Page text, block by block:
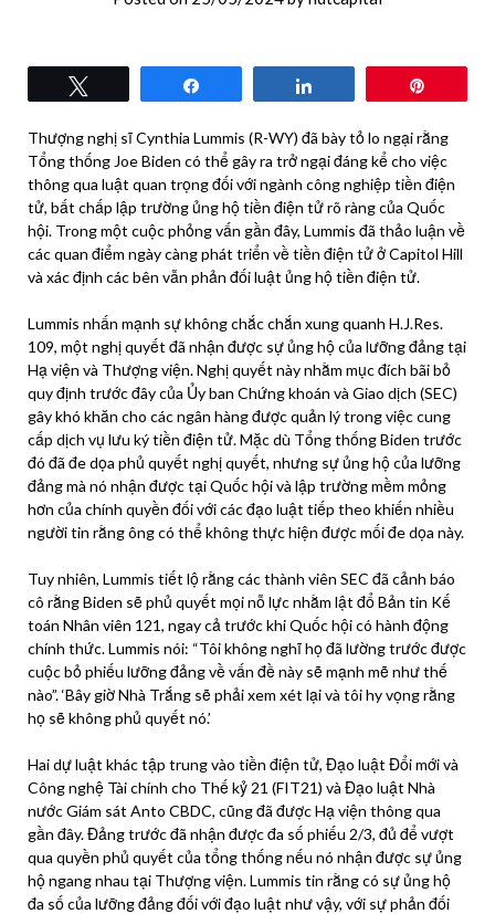
Thượng nghị sĩ Cynthia Lummis (R-WY) đã bày tỏ lo ngại rằng
Tổng thống Joe Biden có thể gây ra trở ngại đáng kể cho việc
thông qua luật quan trọng đối với ngành công nghiệp tiền điện
tử, bất chấp lập trường ủng hộ tiền điện tử rõ ràng của Quốc
hội. Trong một cuộc phỏng vấn gần đây, Lummis đã thảo luận về
các quan điểm ngày càng phát triển về tiền điện tử ở Capitol Hill
và xác định các bên vẫn phản đối luật ủng hộ tiền điện tử.
Lummis nhấn mạnh sự không chắc chắn xung quanh H.J.Res.
109, một nghị quyết đã nhận được sự ủng hộ của lưỡng đảng tại
Hạ viện và Thượng viện. Nghị quyết này nhằm mục đích bãi bỏ
quy định trước đây của Ủy ban Chứng khoán và Giao dịch (SEC)
gây khó khăn cho các ngân hàng được quản lý trong việc cung
cấp dịch vụ lưu ký tiền điện tử. Mặc dù Tổng thống Biden trước
đó đã đe dọa phủ quyết nghị quyết, nhưng sự ủng hộ của lưỡng
đảng mà nó nhận được tại Quốc hội và lập trường mềm mỏng
hơn của chính quyền đối với các đạo luật tiếp theo khiến nhiều
người tin rằng ông có thể không thực hiện được mối đe dọa này.
Tuy nhiên, Lummis tiết lộ rằng các thành viên SEC đã cảnh báo
cô rằng Biden sẽ phủ quyết mọi nỗ lực nhằm lật đổ Bản tin Kế
toán Nhân viên 121, ngay cả trước khi Quốc hội có hành động
chính thức. Lummis nói: “Tôi không nghĩ họ đã lường trước được
cuộc bỏ phiếu lưỡng đảng về vấn đề này sẽ mạnh mẽ như thế
nào”. ‘Bây giờ Nhà Trắng sẽ phải xem xét lại và tôi hy vọng rằng
họ sẽ không phủ quyết nó.’
Hai dự luật khác tập trung vào tiền điện tử, Đạo luật Đổi mới và
Công nghệ Tài chính cho Thế kỷ 21 (FIT21) và Đạo luật Nhà
nước Giám sát Anto CBDC, cũng đã được Hạ viện thông qua
gần đây. Đảng trước đã nhận được đa số phiếu 2/3, đủ để vượt
qua quyền phủ quyết của tổng thống nếu nó nhận được sự ủng
hộ ngang nhau tại Thượng viện. Lummis tin rằng có sự ủng hộ
đa số của lưỡng đảng đối với đạo luật như vậy, với sự phản đối